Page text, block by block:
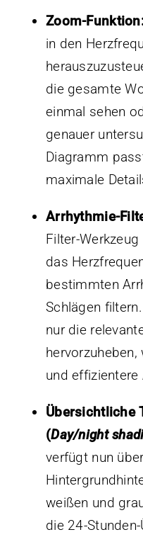
Zoom-
in den
die gesamte
einmal sehen
genauer
Diagramm
maximale
Arrhythmie-
Filter-
das
bestimmten
Schlägen
nur die
und
Übersichtliche
(Day/night
verfügt nun
weißen und
die 24-